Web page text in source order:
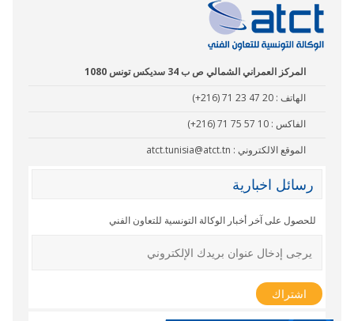
المركز العمراني الشمالي ص ب 34 سديكس تونس 1080
الهاتف : (+216) 71 23 47 20
الفاكس : (+216) 71 75 57 10
الموقع الالكتروني : atct.tunisia@atct.tn
رسائل اخبارية
للحصول على آخر أخبار الوكالة التونسية للتعاون الفني